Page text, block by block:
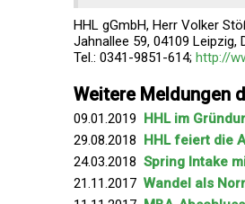
HHL gGmbH, Herr Volker
Jahnallee 59, 04109 Leipzig,
Tel.: 0341-9851-614; http://
Weitere Meldungen
09.01.2019 HHL im
29.08.2018 HHL feiert die
24.03.2018 Spring Intake
21.11.2017 Wandel als